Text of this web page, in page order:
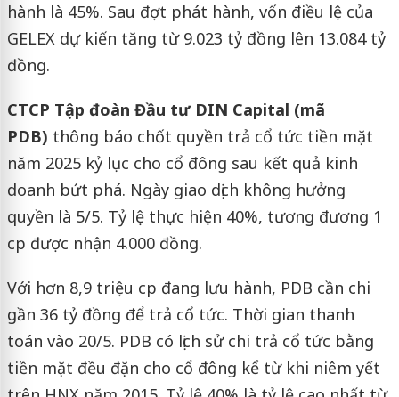
hành là 45%. Sau đợt phát hành, vốn điều lệ của
GELEX dự kiến tăng từ 9.023 tỷ đồng lên 13.084 tỷ
đồng.
CTCP Tập đoàn Đầu tư DIN Capital (mã
PDB) thông báo chốt quyền trả cổ tức tiền mặt
năm 2025 kỷ lục cho cổ đông sau kết quả kinh
doanh bứt phá. Ngày giao dịch không hưởng
quyền là 5/5. Tỷ lệ thực hiện 40%, tương đương 1
cp được nhận 4.000 đồng.
Với hơn 8,9 triệu cp đang lưu hành, PDB cần chi
gần 36 tỷ đồng để trả cổ tức. Thời gian thanh
toán vào 20/5. PDB có lịch sử chi trả cổ tức bằng
tiền mặt đều đặn cho cổ đông kể từ khi niêm yết